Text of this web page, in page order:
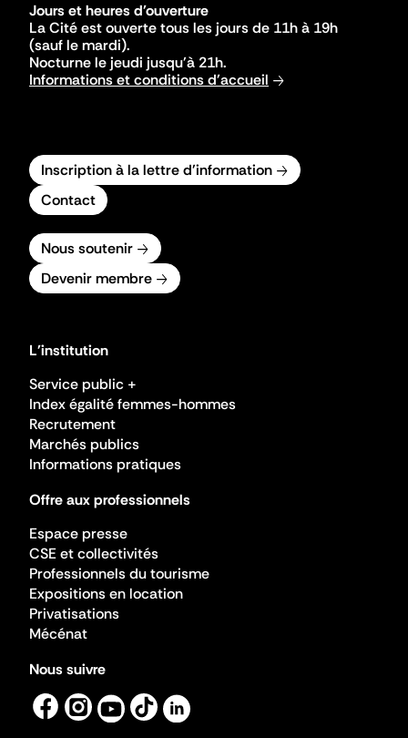
Jours et heures d'ouverture
La Cité est ouverte tous les jours de 11h à 19h
(sauf le mardi).
Nocturne le jeudi jusqu'à 21h.
Informations et conditions d'accueil
Inscription à la lettre d'information
Contact
Nous soutenir
Devenir membre
L'institution
Service public +
Index égalité femmes-hommes
Recrutement
Marchés publics
Informations pratiques
Offre aux professionnels
Espace presse
CSE et collectivités
Professionnels du tourisme
Expositions en location
Privatisations
Mécénat
Nous suivre